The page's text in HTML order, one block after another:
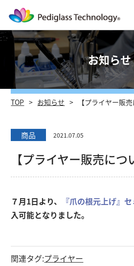
お知らせ
TOP お知らせ 【プライヤー販売
商品 2021.07.05
【プライヤー販売につ
７月1日より、 『爪の根元上げ』
入可能となりました。
関連タグ:プライヤー